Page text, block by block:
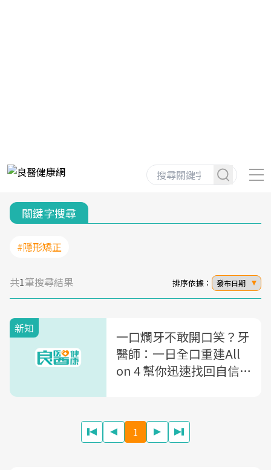
關鍵字搜尋
#隱形矯正
共1筆搜尋結果 排序依據： 發布日期
新知
一口爛牙不敢開口笑？牙
醫師：一日全口重建All
on 4 幫你迅速找回自信
1